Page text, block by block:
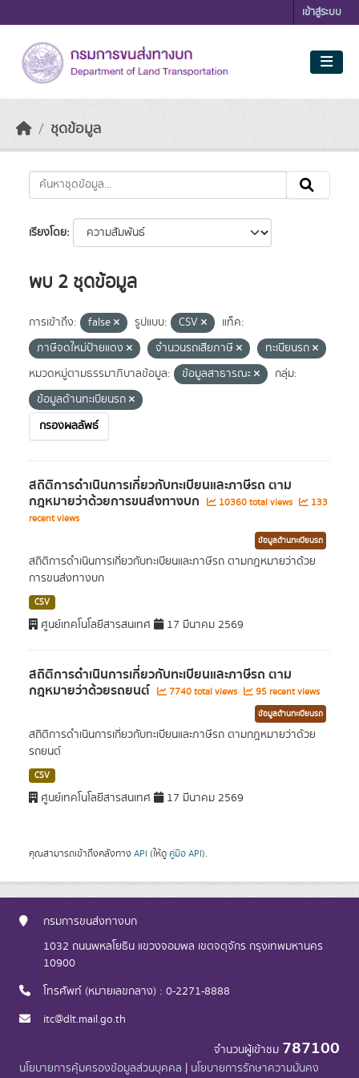
เข้าสู่ระบบ
ชุดข้อมูล
เรียงโดย
พบ 2 ชุดข้อมูล
การเข้าถึง: false รูปแบบ: CSV
แท็ค:
ภาษีจดใหม่ป้ายแดง
จำนวนรถเสียภาษี
ทะเบียนรถ
หมวดหมู่ตามธรรมาภิบาลข้อมูล:
ข้อมูลสาธารณะ
กลุ่ม:
ข้อมูลด้านทะเบียนรถ
กรองผลลัพธ์
สถิติการดำเนินการเกี่ยวกับทะเบียนและภาษีรถ ตาม
กฎหมายว่าด้วยการขนส่งทางบก 10360 total views
133
recent views
ข้อมูลด้านทะเบียนรถ
สถิติการดำเนินการเกี่ยวกับทะเบียนและภาษีรถ ตามกฎหมายว่าด้วย
การขนส่งทางบก
CSV
ศูนย์เทคโนโลยีสารสนเทศ 17 มีนาคม 2569
สถิติการดำเนินการเกี่ยวกับทะเบียนและภาษีรถ ตาม
กฎหมายว่าด้วยรถยนต์ 7740 total views 95 recent views
ข้อมูลด้านทะเบียนรถ
สถิติการดำเนินการเกี่ยวกับทะเบียนและภาษีรถ ตามกฎหมายว่าด้วย
รถยนต์
CSV
ศูนย์เทคโนโลยีสารสนเทศ 17 มีนาคม 2569
คุณสามารถเข้าถึงคลังทาง API (ให้ดู คู่มือ API).
กรมการขนส่งทางบก
1032 ถนนพหลโยธิน แขวงจอมพล เขตจตุจักร กรุงเทพมหานคร
10900
โทรศัพท์ (หมายเลขกลาง) : 0-2271-8888
itc@dlt.mail.go.th
จำนวนผู้เข้าชม 787100
นโยบายการคุ้มครองข้อมูลส่วนบุคคล | นโยบายการรักษาความมั่นคง